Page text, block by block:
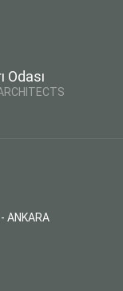
Odası
ANKARA